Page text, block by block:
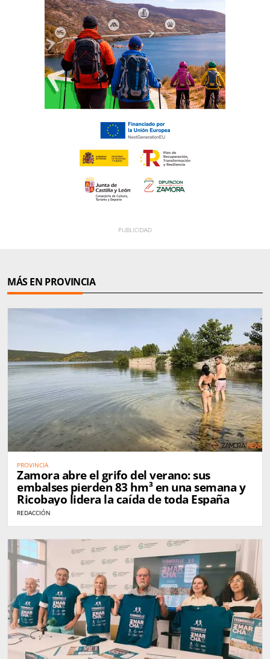
MÁS EN PROVINCIA
PROVINCIA
Zamora abre el grifo del verano: sus
embalses pierden 83 hm³ en una semana y
Ricobayo lidera la caída de toda España
REDACCIÓN